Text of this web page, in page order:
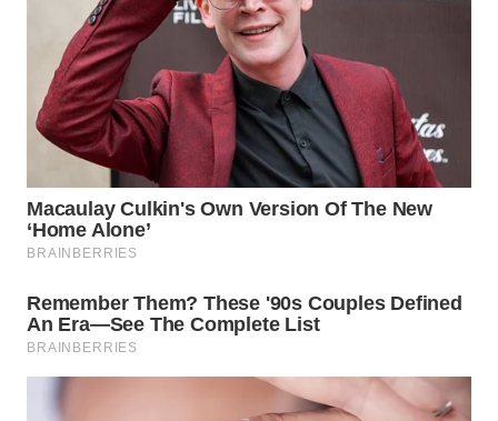
WN
PRIANGAN
TIMUR
WN
SEMARANG
WN
SOLO
WN
BOROBUDUR
MADURA